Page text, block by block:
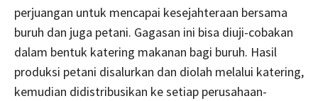
perjuangan untuk mencapai kesejahteraan bersama
buruh dan juga petani. Gagasan ini bisa diuji-cobakan
dalam bentuk katering makanan bagi buruh. Hasil
produksi petani disalurkan dan diolah melalui katering,
kemudian didistribusikan ke setiap perusahaan-